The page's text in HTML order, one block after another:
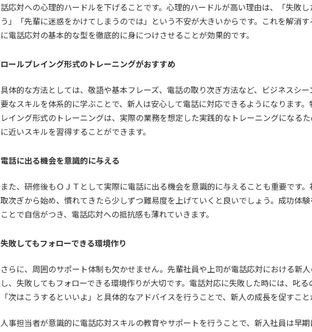
話応対への心理的ハードルを下げることです。心理的ハードルが高い理由は、「失敗し
う」「先輩に迷惑をかけてしまうのでは」という不安が大きいからです。これを解消
に電話応対の基本的な型を徹底的に身につけさせることが効果的です。
ロールプレイング形式のトレーニングがおすすめ
具体的な方法としては、敬語や基本フレーズ、電話の取り次ぎ方法など、ビジネスシ
要なスキルを体系的に学ぶことで、新人は安心して電話に対応できるようになります
レイング形式のトレーニングは、実際の業務を想定した実践的なトレーニングになる
に近いスキルを習得することができます。
電話に出る機会を意識的に与える
また、研修後もＯＪＴとして実際に電話に出る機会を意識的に与えることも重要です
取次ぎから始め、慣れてきたら少しずつ難易度を上げていくと良いでしょう。成功体
ことで自信がつき、電話応対への抵抗感も薄れていきます。
失敗してもフォローできる環境作り
さらに、周囲のサポート体制も欠かせません。先輩社員や上司が電話応対における新
し、失敗してもフォローできる環境作りが大切です。電話対応に失敗した時には、叱る
「次はこうするといいよ」と具体的なアドバイスを行うことで、新人の成長を促すこと
人事担当者が意識的に電話応対スキルの教育やサポートを行うことで、新入社員は早